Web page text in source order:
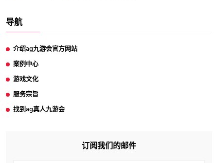
导航
介绍ag九游会官方网站
案例中心
游戏文化
服务宗旨
找到ag真人九游会
订阅我们的邮件